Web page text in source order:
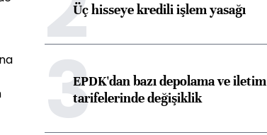
Üç hisseye kredili işlem yasağı
3EPDK'dan bazı depolama ve iletim
tarifelerinde değişiklik